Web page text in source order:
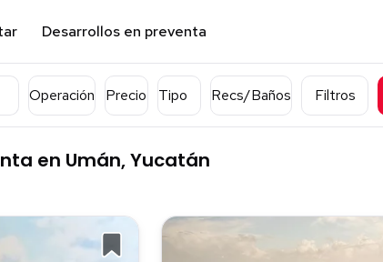
Desarrollos en preventa
Operación Precio Tipo Recs/Baños Filtros
en Umán, Yucatán